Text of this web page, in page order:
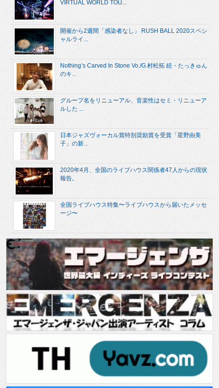
VIRTUAL WORLD TOU...
開催から2週間「感染者なし」 RUSH BALL 2020スペシ
ャルライ...
Nothing’s Carved In Stone Vo./G.村松拓 続・たっきゅん
のキ...
グループ名をリニューアル、音楽性はセミ・リニューア
ルした ...
日本ジャズヴォーカル賞特別奨励賞を受賞「星野由美
子」の新...
2020年4月、全国のライブハウス関係者47人からの現状
報告。
全国ライブハウス特集〜ライブハウスから届いたメッセ
ージ〜